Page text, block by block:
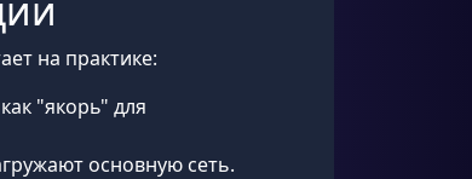
на практике:
"якорь" для
основную сеть.